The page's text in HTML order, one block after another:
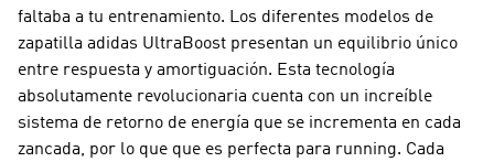
faltaba a tu entrenamiento. Los diferentes modelos de
zapatilla adidas UltraBoost presentan un equilibrio único
entre respuesta y amortiguación. Esta tecnología
absolutamente revolucionaria cuenta con un increíble
sistema de retorno de energía que se incrementa en cada
zancada, por lo que que es perfecta para running. Cada